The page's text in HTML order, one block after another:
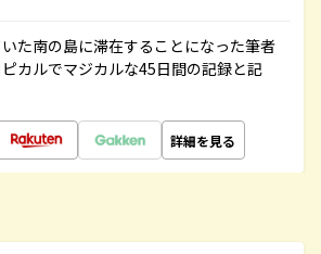
た南の島に滞在することになった筆者
カルでマジカルな45日間の記録と記
詳細を見る